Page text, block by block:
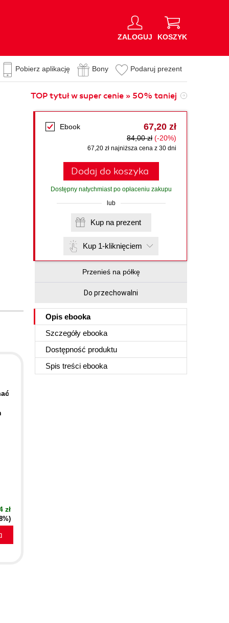
ZALOGUJ KOSZYK
Pobierz aplikację Bony Podaruj prezent
TOP tytuł w super cenie » 50% taniej
Ebook 67,20 zł
84,00 zł (-20%)
67,20 zł najniższa cena z 30 dni
Dodaj do koszyka
Dostępny natychmiast po opłaceniu zakupu
lub
Kup na prezent
Kup 1-kliknięciem
Przenieś na półkę
Do przechowalni
Opis ebooka
Szczegóły ebooka
Dostępność produktu
Spis treści ebooka
zł